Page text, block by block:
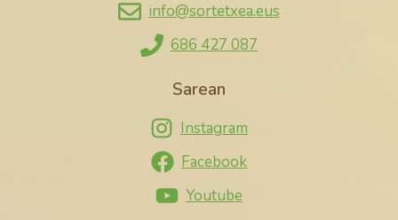
info@sortetxea.eus
686 427 087
Sarean
Instagram
Facebook
Youtube